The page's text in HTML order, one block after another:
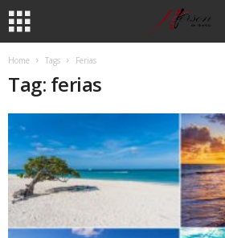
Home Tags Ferias
Tag: ferias